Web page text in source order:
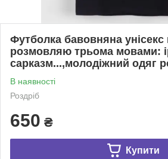
Футболка бавовняна унісекс
розмовляю трьома мовами:
сарказм...,молодіжний одяг
В наявності
Роздріб
650 ₴
Купити